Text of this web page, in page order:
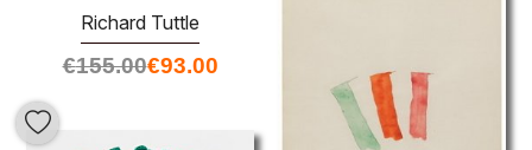
Richard Tuttle
€155.00€93.00